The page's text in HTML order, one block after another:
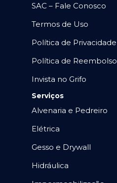
SAC – Fale Conosco
Termos de Uso
Política de Privacidade
Política de Reembolso
Invista no Grifo
Serviços
Alvenaria e Pedreiro
Elétrica
Gesso e Drywall
Hidráulica